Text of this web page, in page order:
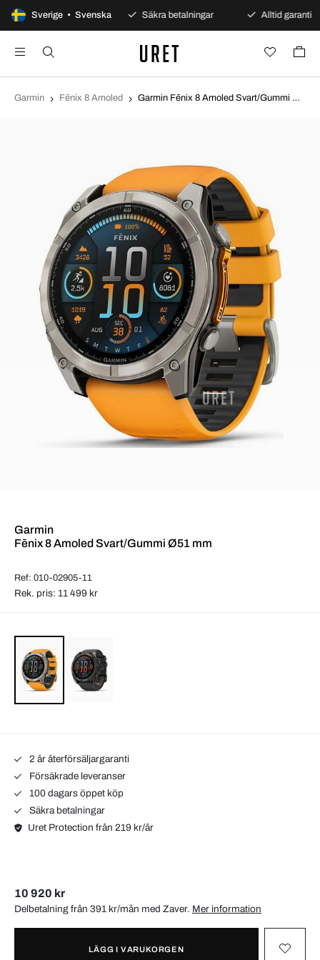
Sverige • Svenska
100 dagars öppet köp Säkra betalningar Alltid garanti
Garmin Fēnix 8 Amoled Garmin Fēnix 8 Amoled Svart/Gummi Ø51 mm 010-02905-11
Garmin
Fēnix 8 Amoled Svart/Gummi Ø51 mm
Ref: 010-02905-11
Rek. pris: 11 499 kr
2 år återförsäljargaranti
Försäkrade leveranser
100 dagars öppet köp
Säkra betalningar
Uret Protection från 219 kr/år
10 920 kr
Delbetalning från 391 kr/mån med Zaver. Mer information
LÄGG I VARUKORGEN